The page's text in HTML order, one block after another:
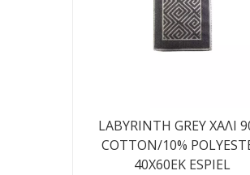
LABYRINTH GREY ΧΑΛΙ
COTTON/10%
40Χ60ΕΚ ESPIEL